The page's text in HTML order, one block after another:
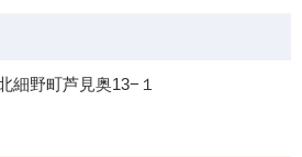
細野町芦見奥13−１